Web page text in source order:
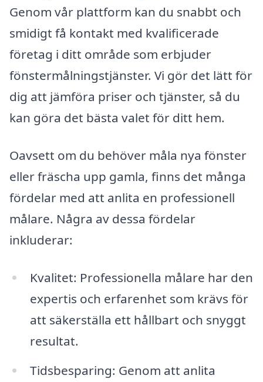
Genom vår plattform kan du snabbt och
smidigt få kontakt med kvalificerade
företag i ditt område som erbjuder
fönstermålningstjänster. Vi gör det lätt för
dig att jämföra priser och tjänster, så du
kan göra det bästa valet för ditt hem.
Oavsett om du behöver måla nya fönster
eller fräscha upp gamla, finns det många
fördelar med att anlita en professionell
målare. Några av dessa fördelar
inkluderar:
Kvalitet: Professionella målare har den
expertis och erfarenhet som krävs för
att säkerställa ett hållbart och snyggt
resultat.
Tidsbesparing: Genom att anlita